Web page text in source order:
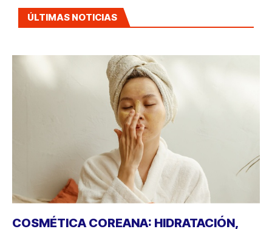
ÚLTIMAS NOTICIAS
COSMÉTICA COREANA: HIDRATACIÓN,